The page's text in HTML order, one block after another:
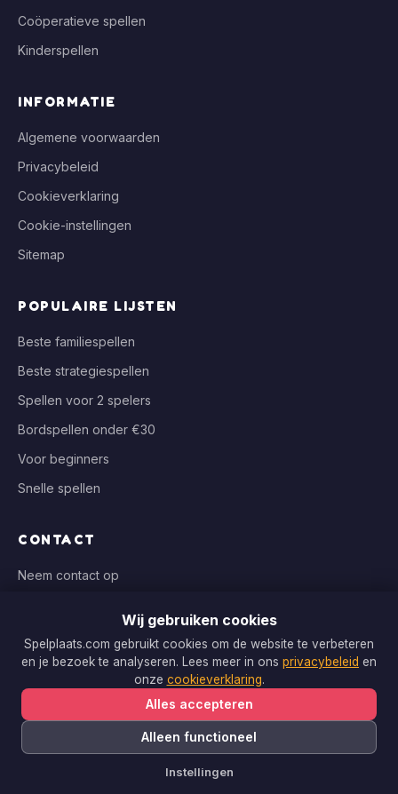
Coöperatieve spellen
Kinderspellen
INFORMATIE
Algemene voorwaarden
Privacybeleid
Cookieverklaring
Cookie-instellingen
Sitemap
POPULAIRE LIJSTEN
Beste familiespellen
Beste strategiespellen
Spellen voor 2 spelers
Bordspellen onder €30
Voor beginners
Snelle spellen
CONTACT
Neem contact op
WIJ VERGELIJKEN BIJ
Bol.com, Spellenrijk, Boardgameshop.nl
Copyright © 2026 Spelplaats.com. Alle rechten voorbehouden.
Wij gebruiken cookies
Spelplaats.com gebruikt cookies om de website te verbeteren
en je bezoek te analyseren. Lees meer in ons privacybeleid en
onze cookieverklaring.
Alles accepteren
Alleen functioneel
Instellingen